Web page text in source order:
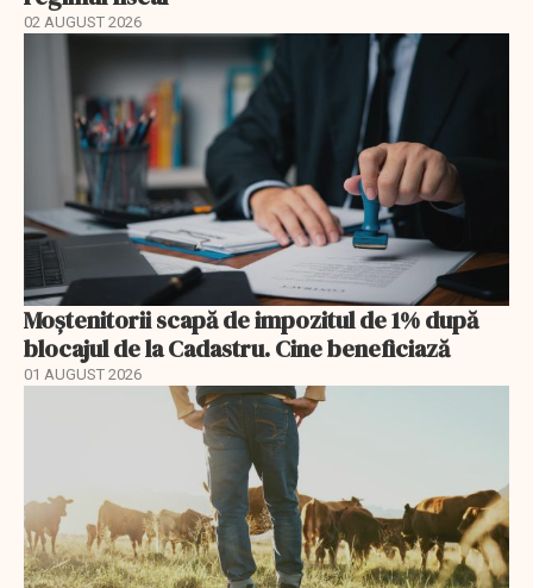
02 AUGUST 2026
Moștenitorii scapă de impozitul de 1% după
blocajul de la Cadastru. Cine beneficiază
01 AUGUST 2026